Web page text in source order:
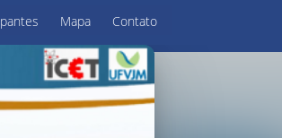
Mapa Contato